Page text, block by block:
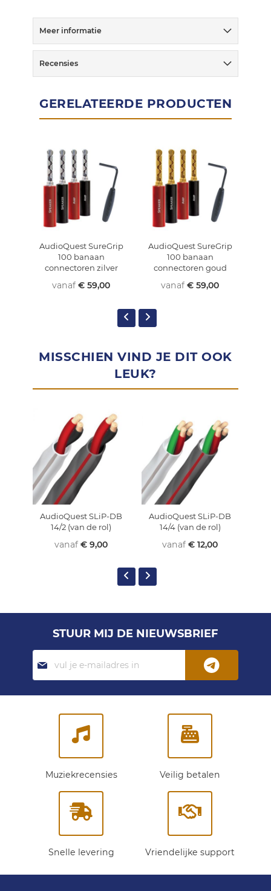
Meer informatie
Recensies
GERELATEERDE PRODUCTEN
AudioQuest SureGrip
100 banaan
connectoren zilver
vanaf € 59,00
AudioQuest SureGrip
100 banaan
connectoren goud
vanaf € 59,00
MISSCHIEN VIND JE DIT OOK
LEUK?
AudioQuest SLiP-DB
14/2 (van de rol)
vanaf € 9,00
AudioQuest SLiP-DB
14/4 (van de rol)
vanaf € 12,00
STUUR MIJ DE NIEUWSBRIEF
je
op
Muziekrecensies Veilig betalen
Snelle levering Vriendelijke support